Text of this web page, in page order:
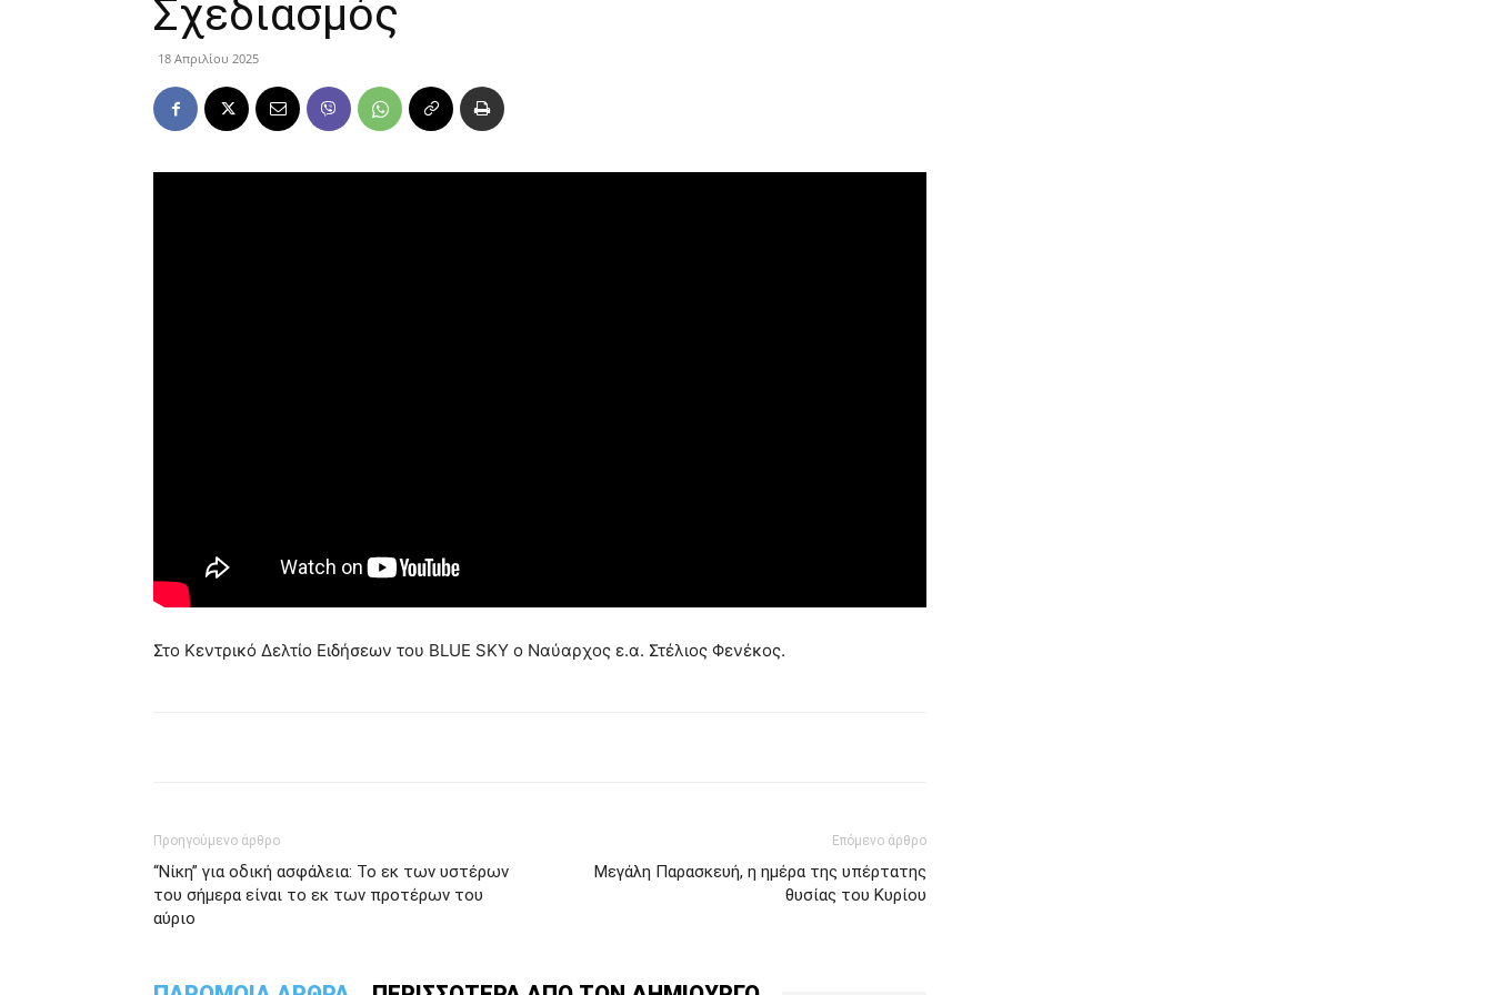
Σχεδιασμός
18 Απριλίου 2025
Στο Kεντρικό Δελτίο Ειδήσεων του BLUE SKY ο Ναύαρχος ε.α. Στέλιος Φενέκος.
Προηγούμενο άρθρο
“Νίκη” για οδική ασφάλεια: Το εκ των υστέρων
του σήμερα είναι το εκ των προτέρων του
αύριο
Επόμενο άρθρο
Μεγάλη Παρασκευή, η ημέρα της υπέρτατης
θυσίας του Κυρίου